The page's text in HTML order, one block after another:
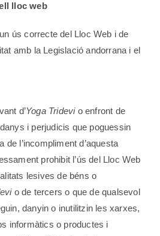
lloc web
ús correcte del Lloc Web i de
amb la Legislació andorrana i el
d’Yoga Tridevio enfront de
i perjudicis que poguessin
de l’incompliment d’aquesta
prohibit l’ús del Lloc Web
lesives de béns o
o de tercers o que de qualsevol
danyin o inutilitzin les xarxes,
informàtics o productes i